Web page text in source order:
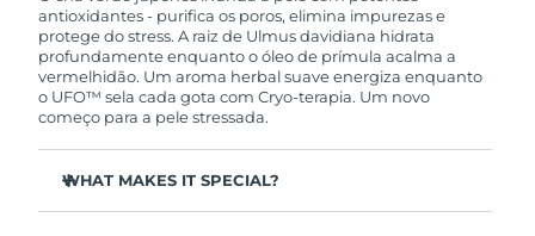
antioxidantes - purifica os poros, elimina impurezas e
protege do stress. A raiz de Ulmus davidiana hidrata
profundamente enquanto o óleo de prímula acalma a
vermelhidão. Um aroma herbal suave energiza enquanto
o UFO™ sela cada gota com Cryo-terapia. Um novo
começo para a pele stressada.
WHAT MAKES IT SPECIAL?
Mônaco Entrega prevista
Países Baixos Entrega prevista8/12/26
Nova Zelândia